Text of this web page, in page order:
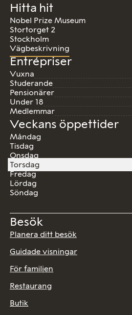
Hitta hit
Nobel Prize Museum
Stortorget 2
Stockholm
Vägbeskrivning
Entrépriser
Vuxna
Studerande
Pensionärer
Under 18
Medlemmar
Veckans öppettider
Måndag
Tisdag
Onsdag
Torsdag
Fredag
Lördag
Söndag
Besök
Planera ditt besök
Guidade visningar
För familjen
Restaurang
Butik